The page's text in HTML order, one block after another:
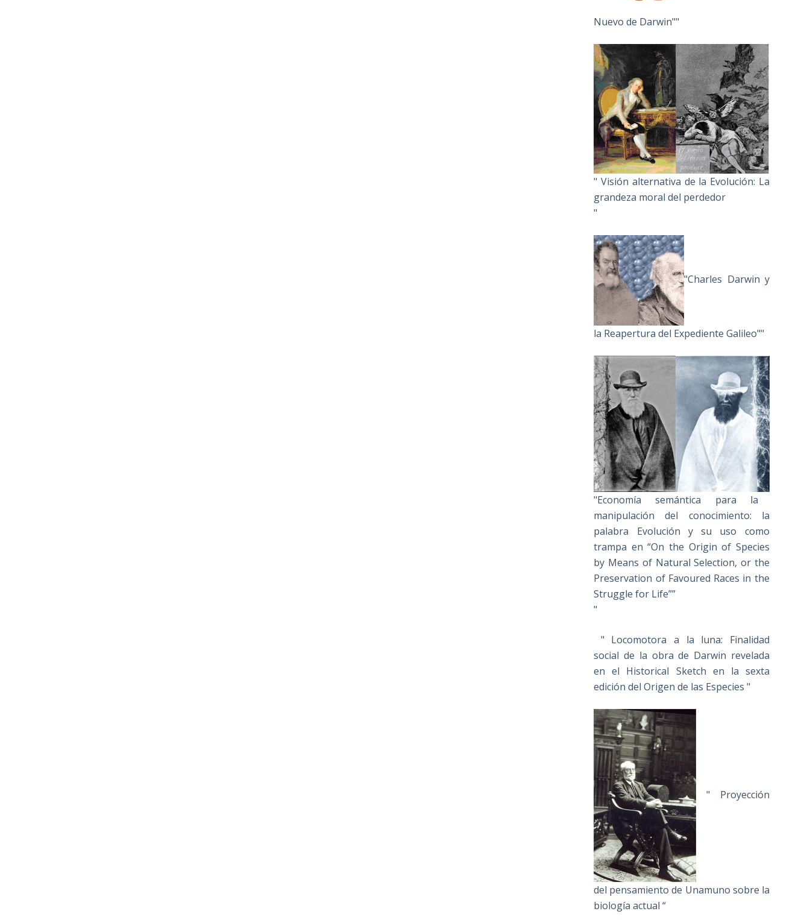
Nuevo de Darwin""
" Visión alternativa de la Evolución: La
grandeza moral del perdedor
"
"Charles Darwin y
la Reapertura del Expediente Galileo""
"Economía semántica para la
manipulación del conocimiento: la
palabra Evolución y su uso como
trampa en “On the Origin of Species
by Means of Natural Selection, or the
Preservation of Favoured Races in the
Struggle for Life””
"
" Locomotora a la luna: Finalidad
social de la obra de Darwin revelada
en el Historical Sketch en la sexta
edición del Origen de las Especies "
" Proyección
del pensamiento de Unamuno sobre la
biología actual “